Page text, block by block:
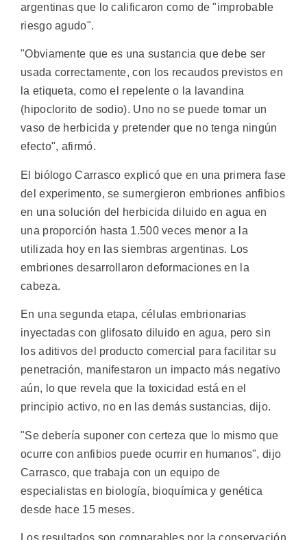
argentinas que lo calificaron como de "improbable
riesgo agudo".
"Obviamente que es una sustancia que debe ser
usada correctamente, con los recaudos previstos en
la etiqueta, como el repelente o la lavandina
(hipoclorito de sodio). Uno no se puede tomar un
vaso de herbicida y pretender que no tenga ningún
efecto", afirmó.
El biólogo Carrasco explicó que en una primera fase
del experimento, se sumergieron embriones anfibios
en una solución del herbicida diluido en agua en
una proporción hasta 1.500 veces menor a la
utilizada hoy en las siembras argentinas. Los
embriones desarrollaron deformaciones en la
cabeza.
En una segunda etapa, células embrionarias
inyectadas con glifosato diluido en agua, pero sin
los aditivos del producto comercial para facilitar su
penetración, manifestaron un impacto más negativo
aún, lo que revela que la toxicidad está en el
principio activo, no en las demás sustancias, dijo.
"Se debería suponer con certeza que lo mismo que
ocurre con anfibios puede ocurrir en humanos", dijo
Carrasco, que trabaja con un equipo de
especialistas en biología, bioquímica y genética
desde hace 15 meses.
Los resultados son comparables por la conservación